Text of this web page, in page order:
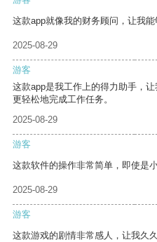
这款app就像我的财务顾问，让我能
2025-08-29
游客
这款app是我工作上的得力助手，
更轻松地完成工作任务。
2025-08-29
游客
这款软件的操作非常简单，即使是
2025-08-29
游客
这款游戏的剧情非常感人，让我久久